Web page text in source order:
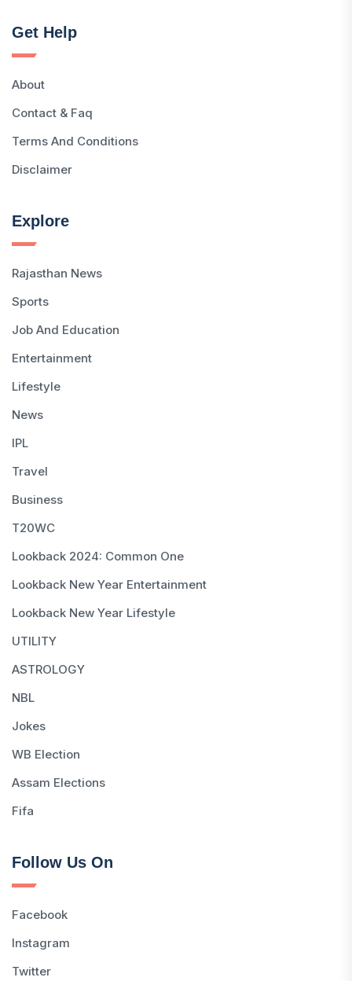
Get Help
About
Contact & Faq
Terms And Conditions
Disclaimer
Explore
Rajasthan News
Sports
Job And Education
Entertainment
Lifestyle
News
IPL
Travel
Business
T20WC
Lookback 2024: Common One
Lookback New Year Entertainment
Lookback New Year Lifestyle
UTILITY
ASTROLOGY
NBL
Jokes
WB Election
Assam Elections
Fifa
Follow Us On
Facebook
Instagram
Twitter